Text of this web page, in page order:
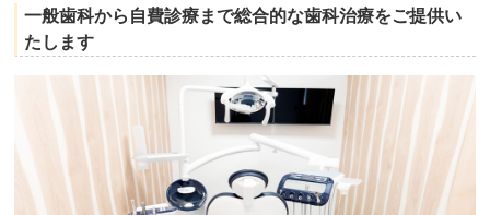
一般歯科から自費診療まで総合的な歯科治療をご提供い
たします